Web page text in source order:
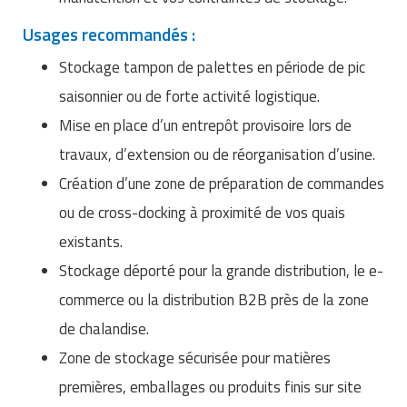
Usages recommandés :
Stockage tampon de palettes en période de pic
saisonnier ou de forte activité logistique.
Mise en place d’un entrepôt provisoire lors de
travaux, d’extension ou de réorganisation d’usine.
Création d’une zone de préparation de commandes
ou de cross-docking à proximité de vos quais
existants.
Stockage déporté pour la grande distribution, le e-
commerce ou la distribution B2B près de la zone
de chalandise.
Zone de stockage sécurisée pour matières
premières, emballages ou produits finis sur site